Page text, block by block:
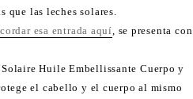
que las leches solares.
esa entrada aquí, se presenta con
Huile Embellissante Cuerpo y
el cabello y el cuerpo al mismo